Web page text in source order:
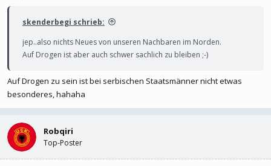
skenderbegi schrieb:
jep..also nichts Neues von unseren Nachbaren im Norden.
Auf Drogen ist aber auch schwer sachlich zu bleiben ;-)
Auf Drogen zu sein ist bei serbischen Staatsmänner nicht etwas
besonderes, hahaha
Robqiri
Top-Poster